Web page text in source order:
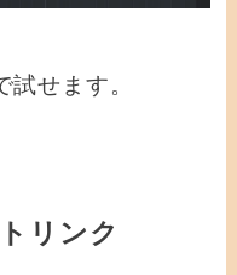
せます。
リンク